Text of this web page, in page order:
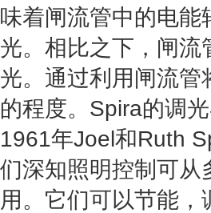
味着闸流管中的电
光。相比之下，闸
光。通过利用闸流
的程度。Spira的调
1961年Joel和Ruth
们深知照明控制可从
用。它们可以节能